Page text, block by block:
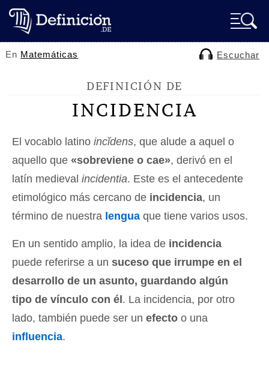
En Matemáticas Escuchar
DEFINICIÓN DE
INCIDENCIA
El vocablo latino incĭdens, que alude a aquel o
aquello que «sobreviene o cae», derivó en el
latín medieval incidentia. Este es el antecedente
etimológico más cercano de incidencia, un
término de nuestra lengua que tiene varios usos.
En un sentido amplio, la idea de incidencia
puede referirse a un suceso que irrumpe en el
desarrollo de un asunto, guardando algún
tipo de vínculo con él . La incidencia, por otro
lado, también puede ser un efecto o una
influencia.